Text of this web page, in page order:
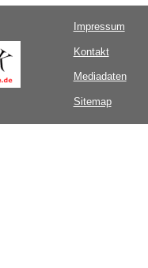
Impressum
Kontakt
Mediadaten
Sitemap